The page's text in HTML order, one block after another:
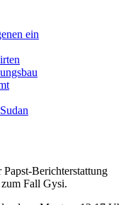
ein
Berichterstattung
Fall Gysi.